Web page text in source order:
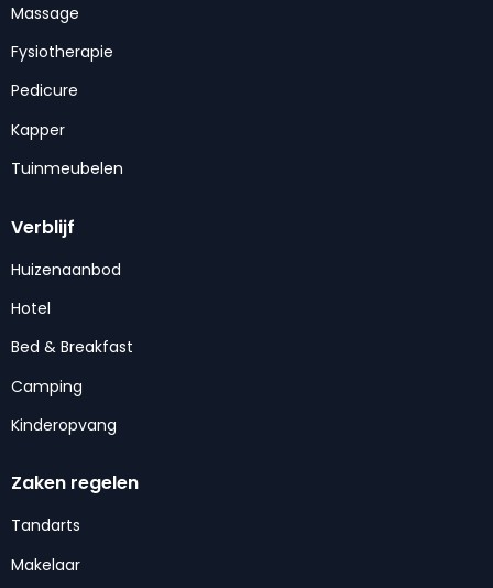
Massage
Fysiotherapie
Pedicure
Kapper
Tuinmeubelen
Verblijf
Huizenaanbod
Hotel
Bed & Breakfast
Camping
Kinderopvang
Zaken regelen
Tandarts
Makelaar